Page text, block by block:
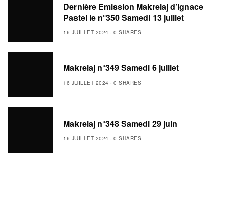
Dernière Emission Makrelaj d’ignace
Pastel le n°350 Samedi 13 juillet
16 JUILLET 2024 0 SHARES
Makrelaj n°349 Samedi 6 juillet
16 JUILLET 2024 0 SHARES
Makrelaj n°348 Samedi 29 juin
16 JUILLET 2024 0 SHARES